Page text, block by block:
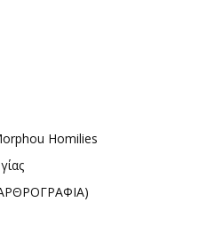
Homilies